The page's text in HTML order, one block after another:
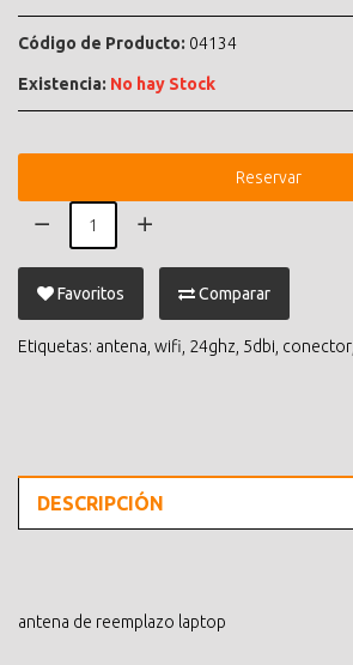
Código de Producto: 04134
Existencia: No hay Stock
Reservar
Favoritos Comparar
Etiquetas: antena wifi 24ghz 5dbi conector
DESCRIPCIÓN
antena de reemplazo laptop